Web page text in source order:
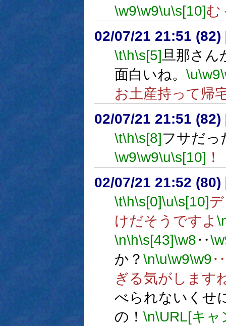
\w9\w9\u\s[10]む
02/07/21 21:51 (82)
\t\h\s[5]旦那さん
面白いね。 \u\w9
お土産持って帰
02/07/21 21:51 (82)
\t\h\s[8]フサだっ
\w9\w9\u\s[10]
02/07/21 21:52 (80)
\t\h\s[0]\u\s[10]
けだそうですよ
\n\h\s[43]\w8‥
か？ \n\u\w9\w9‥
ぎる気がします
べられないくせ
の！ \n\URL[キャ